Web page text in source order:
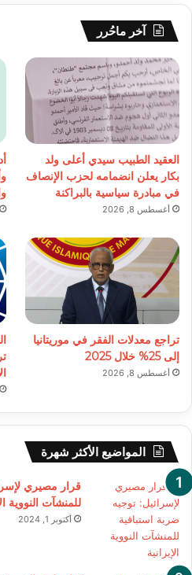
آخر ماحُرر
العقيد الطبيب سيدي أعلى ولد
بكار يعلن انضمامه لحزب الإنصاف
في مبادرة سياسية بالبراكنة
أغسطس 8, 2026
تراجع معدلات الفقر في موريتانيا
إلى 25% خلال 2025
أغسطس 8, 2026
المواضيع الأكثر شهرة
قرار مصيري
للمنشآت النووية
أكتوبر 1, 2024